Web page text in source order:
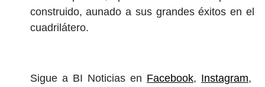
construido, aunado a sus grandes éxitos en el
cuadrilátero.
Sigue a BI Noticias en Facebook, Instagram,